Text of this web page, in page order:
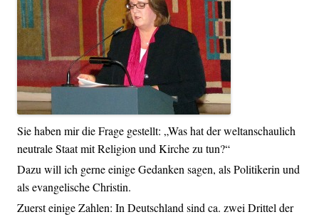
Sie haben mir die Frage gestellt: „Was hat der weltanschaulich
neutrale Staat mit Religion und Kirche zu tun?“
Dazu will ich gerne einige Gedanken sagen, als Politikerin und
als evangelische Christin.
Zuerst einige Zahlen: In Deutschland sind ca. zwei Drittel der